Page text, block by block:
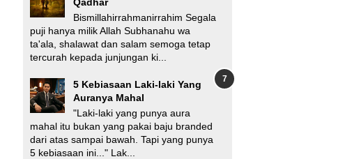
Qadhar
Bismillahirrahmanirrahim Segala
puji hanya milik Allah Subhanahu wa
ta'ala, shalawat dan salam semoga tetap
tercurah kepada junjungan ki...
5 Kebiasaan Laki-laki Yang
Auranya Mahal
"Laki-laki yang punya aura
mahal itu bukan yang pakai baju branded
dari atas sampai bawah. Tapi yang punya
5 kebiasaan ini..." Lak...